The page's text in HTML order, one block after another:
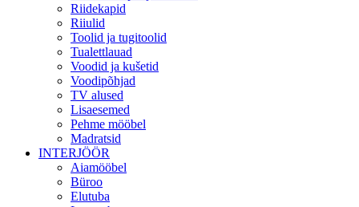
Riidekapid
Riiulid
Toolid ja tugitoolid
Tualettlauad
Voodid ja kušetid
Voodipõhjad
TV alused
Lisaesemed
Pehme mööbel
Madratsid
INTERJÖÖR
Aiamööbel
Büroo
Elutuba